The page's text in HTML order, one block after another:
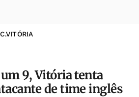
9, Vitória tenta
de time inglês